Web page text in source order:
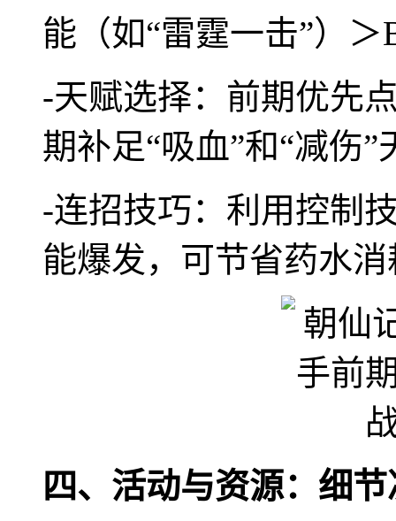
能（如“雷霆一击”）
-天赋选择：前期优先
期补足“吸血”和“减伤”
-连招技巧：利用控制
能爆发，可节省药水
四、活动与资源：细